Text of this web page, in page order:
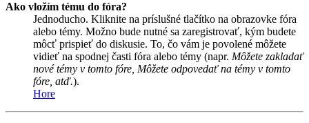
Ako vložím tému do fóra?
Jednoducho. Kliknite na príslušné tlačítko na obrazovke fóra
alebo témy. Možno bude nutné sa zaregistrovať, kým budete
môcť prispieť do diskusie. To, čo vám je povolené môžete
vidieť na spodnej časti fóra alebo témy (napr. Môžete zakladať
nové témy v tomto fóre, Môžete odpovedať na témy v tomto
fóre, atď.).
Hore